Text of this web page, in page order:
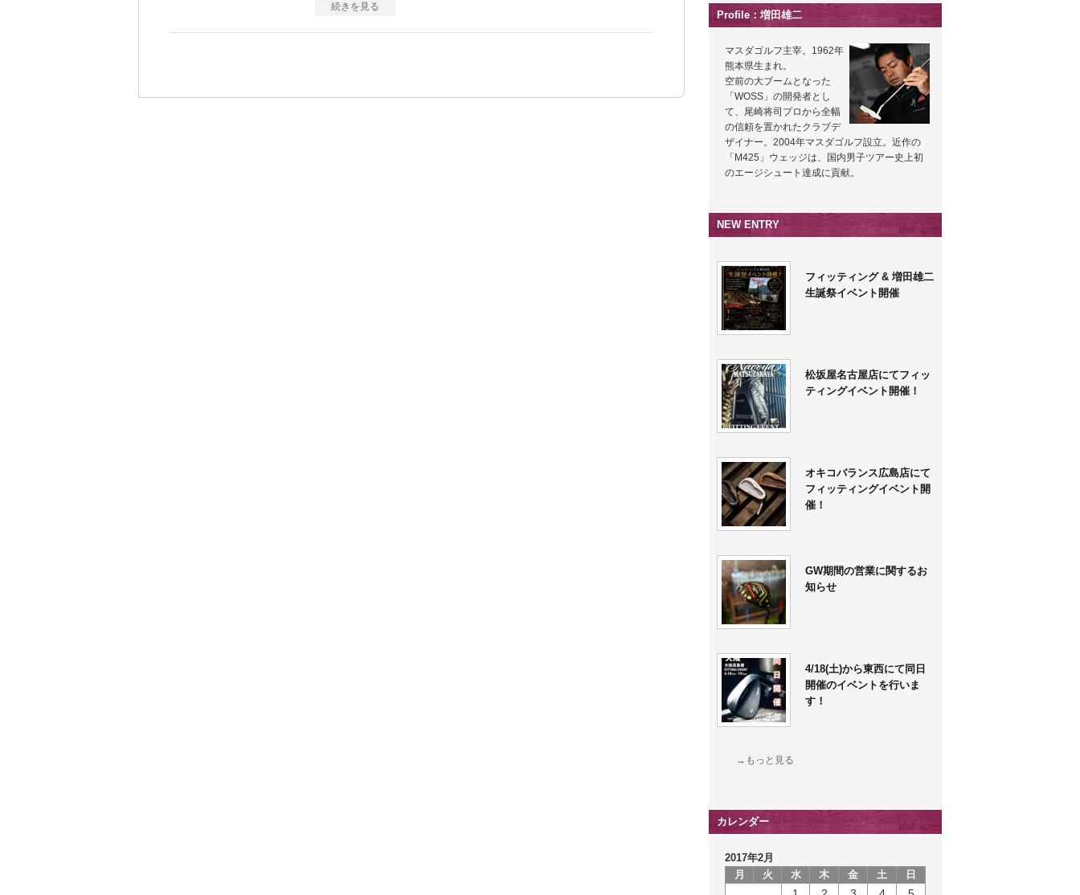
続きを見る
Profile：増田雄二
マスダゴルフ主宰。1962年
熊本県生まれ。
空前の大ブームとなった
「WOSS」の開発者とし
て、尾崎将司プロから全幅
の信頼を置かれたクラブデ
ザイナー。2004年マスダゴルフ設立。近作の
「M425」ウェッジは、国内男子ツアー史上初
のエージシュート達成に貢献。
NEW ENTRY
フィッティング & 増田雄二
生誕祭イベント開催
松坂屋名古屋店にてフィッ
ティングイベント開催！
オキコバランス広島店にて
フィッティングイベント開
催！
GW期間の営業に関するお
知らせ
4/18(土)から東西にて同日
開催のイベントを行いま
す！
→もっと見る
カレンダー
2017年2月
月
火 水 木 金 土 日